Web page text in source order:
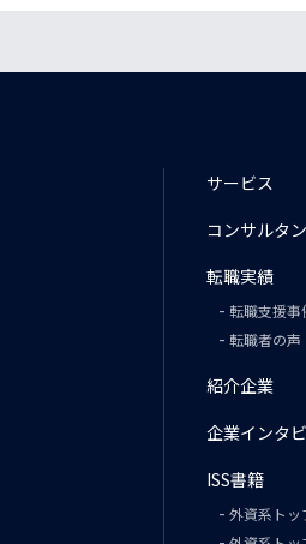
サービス
コンサルタ
転職実績
転職支援事
転職者の声
紹介企業
企業インタ
ISS書籍
外資系トッ